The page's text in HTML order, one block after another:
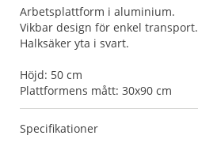
Arbetsplattform i aluminium.
Vikbar design för enkel transport.
Halksäker yta i svart.
Höjd: 50 cm
Plattformens mått: 30x90 cm
Specifikationer